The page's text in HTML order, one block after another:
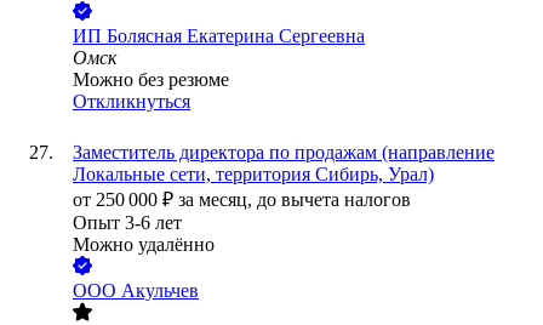
ИП Болясная Екатерина Сергеевна
Омск
Можно без резюме
Откликнуться
Заместитель директора по продажам (направление
Локальные сети, территория Сибирь, Урал)
от 250 000 ₽ за месяц, до вычета налогов
Опыт 3-6 лет
Можно удалённо
ООО Акульчев